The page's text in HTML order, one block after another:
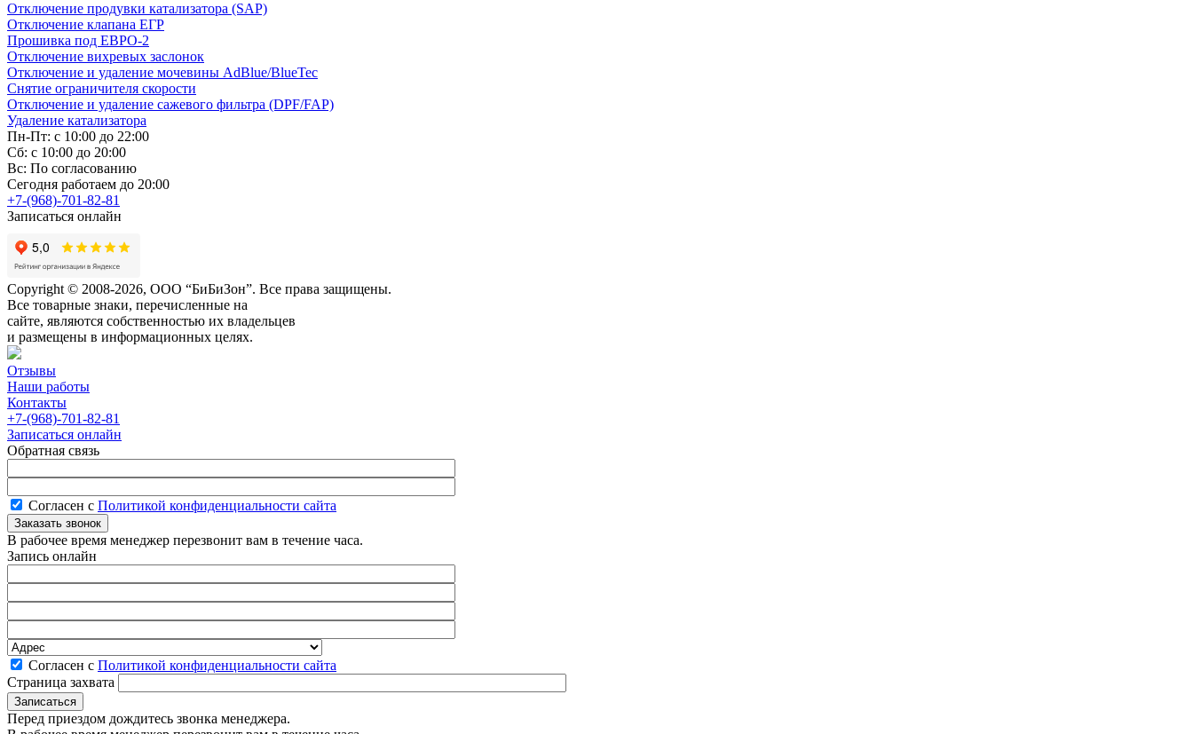
Отключение продувки катализатора (SAP)
Отключение клапана ЕГР
Прошивка под ЕВРО-2
Отключение вихревых заслонок
Отключение и удаление мочевины AdBlue/BlueTec
Снятие ограничителя скорости
Отключение и удаление сажевого фильтра (DPF/FAP)
Удаление катализатора
Пн-Пт: с 10:00 до 22:00
Сб: с 10:00 до 20:00
Вс: По согласованию
Сегодня работаем до 20:00
+7-(968)-701-82-81
Записаться онлайн
Copyright © 2008-2026, ООО “БиБиЗон”. Все права защищены.
Все товарные знаки, перечисленные на
сайте, являются собственностью их владельцев
и размещены в информационных целях.
Отзывы
Наши работы
Контакты
+7-(968)-701-82-81
Записаться онлайн
Обратная связь
Согласен с Политикой конфиденциальности сайта
В рабочее время менеджер перезвонит вам в течение часа.
Запись онлайн
Согласен с Политикой конфиденциальности сайта
Страница захвата
Перед приездом дождитесь звонка менеджера.